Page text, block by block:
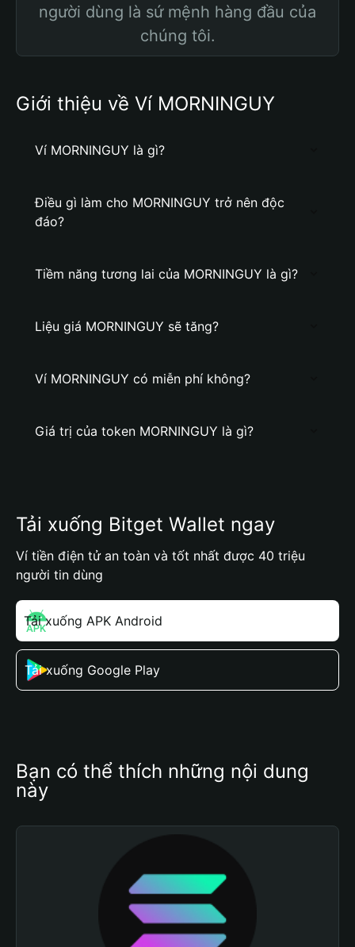
người dùng là sứ mệnh hàng đầu của
chúng tôi.
Giới thiệu về Ví MORNINGUY
Ví MORNINGUY là gì?
Điều gì làm cho MORNINGUY trở nên độc
đáo?
Tiềm năng tương lai của MORNINGUY là gì?
Liệu giá MORNINGUY sẽ tăng?
Ví MORNINGUY có miễn phí không?
Giá trị của token MORNINGUY là gì?
Tải xuống Bitget Wallet ngay
Ví tiền điện tử an toàn và tốt nhất được 40 triệu
người tin dùng
Tải xuống APK Android
Tải xuống Google Play
Bạn có thể thích những nội dung
này